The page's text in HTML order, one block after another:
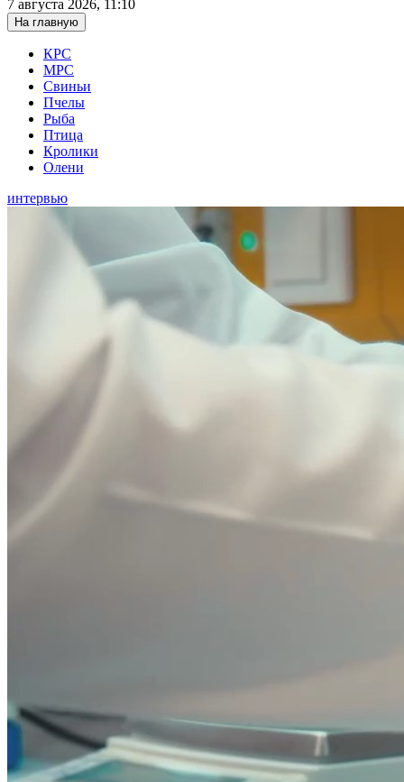
7 августа 2026, 11:10
На главную
КРС
МРС
Свиньи
Пчелы
Рыба
Птица
Кролики
Олени
интервью